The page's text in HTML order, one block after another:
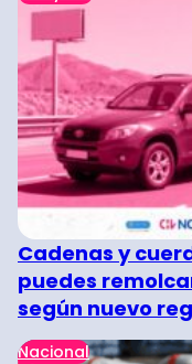
Cadenas y
puedes
según nuevo
Nacional